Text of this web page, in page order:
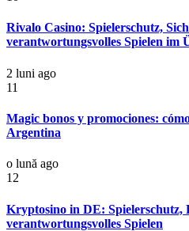
Rivalo Casino: Spielerschutz,
verantwortungsvolles Spielen im
2 luni ago
11
Magic bonos y promociones:
Argentina
o lună ago
12
Kryptosino in DE: Spielerschutz,
verantwortungsvolles Spielen